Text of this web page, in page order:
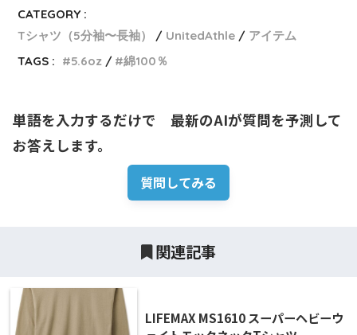
CATEGORY :
Tシャツ（5分袖〜長袖）
UnitedAthle
アイテム
TAGS :
5.6oz 綿100％
単語を入力するだけで　最新のAIが質問を予測して
お答えします。
質問してみる
関連記事
LIFEMAX MS1610 スーパーヘビーウ